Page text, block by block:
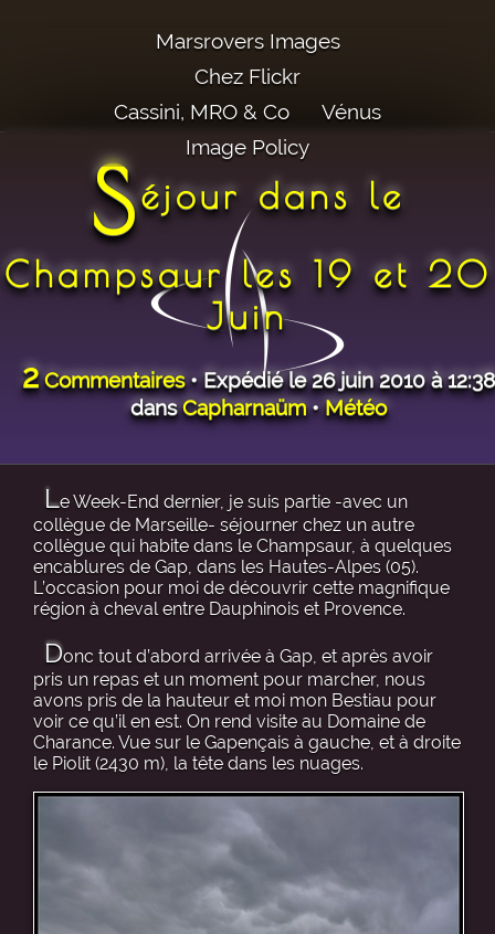
Marsrovers Images
Chez Flickr
Cassini, MRO & Co
Vénus
Image Policy
Séjour dans le
Champsaur les 19 et 20
Juin
2Commentaires• Expédié le 26 juin 2010 à 12:38
dansCapharnaüm•Météo
Le Week-End dernier, je suis partie -avec un
collègue de Marseille- séjourner chez un autre
collègue qui habite dans le Champsaur, à quelques
encablures de Gap, dans les Hautes-Alpes (05).
L’occasion pour moi de découvrir cette magnifique
région à cheval entre Dauphinois et Provence.
Donc tout d’abord arrivée à Gap, et après avoir
pris un repas et un moment pour marcher, nous
avons pris de la hauteur et moi mon Bestiau pour
voir ce qu’il en est. On rend visite au Domaine de
Charance. Vue sur le Gapençais à gauche, et à droite
le Piolit (2430 m), la tête dans les nuages.